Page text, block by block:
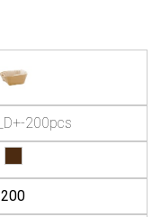
200pcs
200